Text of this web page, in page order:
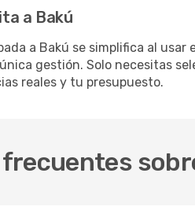
a Bakú
a Bakú se simplifica al
gestión. Solo necesitas
reales y tu presupuesto.